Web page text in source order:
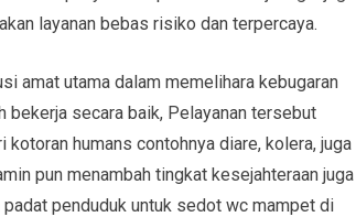
layanan bebas risiko dan terpercaya.
amat utama dalam memelihara kebugaran
bekerja secara baik, Pelayanan tersebut
humans contohnya diare, kolera, juga
pun menambah tingkat kesejahteraan juga
penduduk untuk sedot wc mampet di